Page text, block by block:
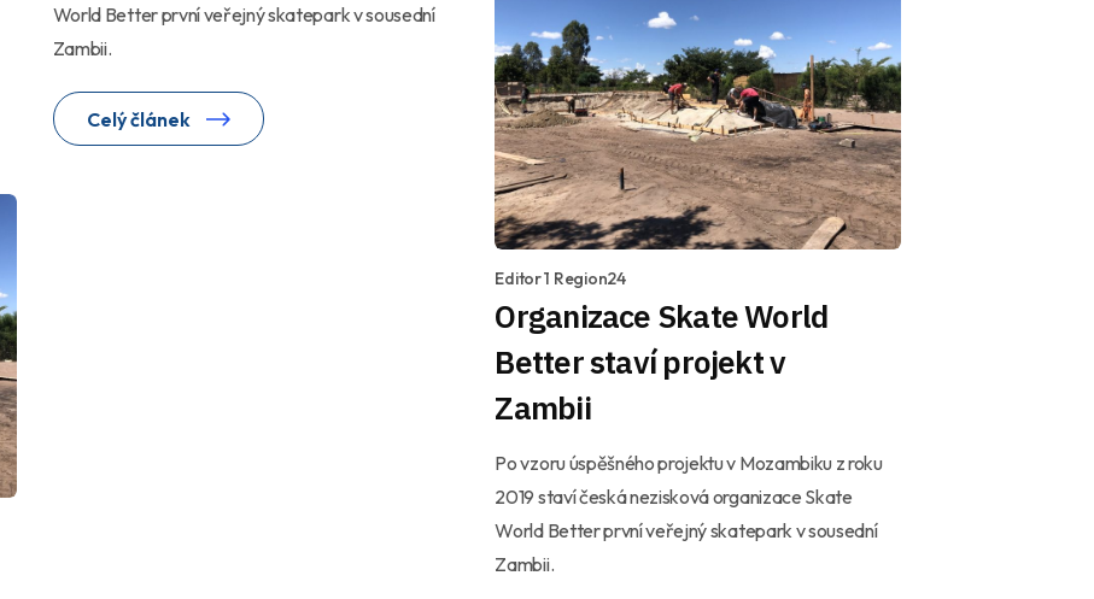
World Better první veřejný skatepark v sousední
Zambii.
Celý článek
Editor 1 Region24
Organizace Skate World
Better staví projekt v
Zambii
Po vzoru úspěšného projektu v Mozambiku z roku
2019 staví česká nezisková organizace Skate
World Better první veřejný skatepark v sousední
Zambii.